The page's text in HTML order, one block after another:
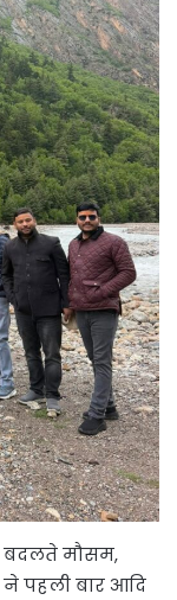
बदलते मौसम,
पहली बार आदि